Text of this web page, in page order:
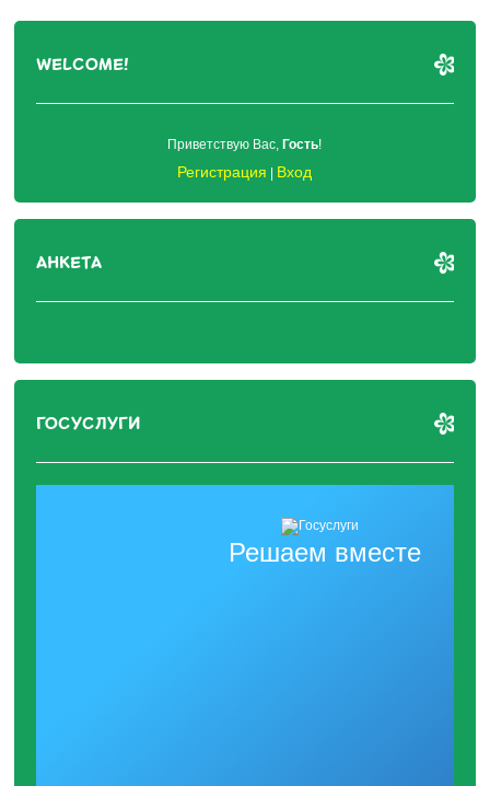
WELCOME!
Приветствую Вас, Гость!
Регистрация Вход
АНКЕТА
ГОСУСЛУГИ
Решаем вместе